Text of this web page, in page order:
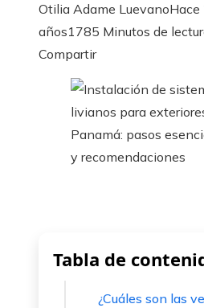
Otilia Adame LuevanoHace
años1785 Minutos de
Facebook
Twitter
LinkedIn
Pinterest
Stumbleupon
Email
Compartir
Tabla de
¿Cuáles son las